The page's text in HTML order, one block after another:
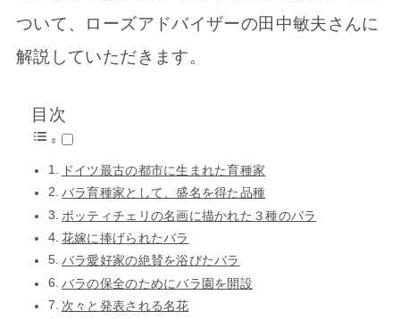
ついて、ローズアドバイザーの田中敏夫さんに
解説していただきます。
目次
ドイツ最古の都市に生まれた育種家
バラ育種家として、盛名を得た品種
ボッティチェリの名画に描かれた３種のバラ
花嫁に捧げられたバラ
バラ愛好家の絶賛を浴びたバラ
バラの保全のためにバラ園を開設
次々と発表される名花